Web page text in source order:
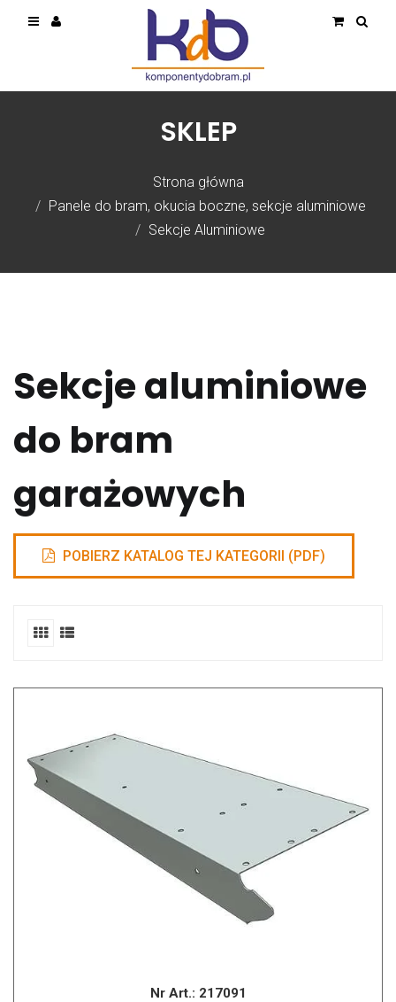
Strona główna
Panele do bram, okucia boczne, sekcje aluminiowe
Sekcje Aluminiowe
SKLEP
Sekcje aluminiowe
do bram
garażowych
POBIERZ KATALOG TEJ KATEGORII (PDF)
Nr Art.: 217091